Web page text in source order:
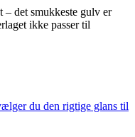
– det smukkeste gulv er
ikke passer til
du den rigtige glans til